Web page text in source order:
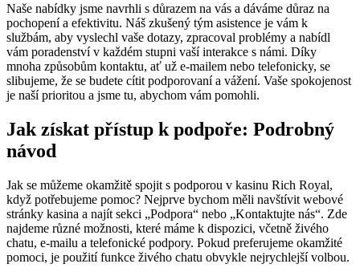
Naše nabídky jsme navrhli s důrazem na vás a dáváme důraz na
pochopení a efektivitu. Náš zkušený tým asistence je vám k
službám, aby vyslechl vaše dotazy, zpracoval problémy a nabídl
vám poradenství v každém stupni vaší interakce s námi. Díky
mnoha způsobům kontaktu, ať už e-mailem nebo telefonicky, se
slibujeme, že se budete cítit podporovaní a vážení. Vaše spokojenost
je naší prioritou a jsme tu, abychom vám pomohli.
Jak získat přístup k podpoře: Podrobný
návod
Jak se můžeme okamžitě spojit s podporou v kasinu Rich Royal,
když potřebujeme pomoc? Nejprve bychom měli navštívit webové
stránky kasina a najít sekci „Podpora“ nebo „Kontaktujte nás“. Zde
najdeme různé možnosti, které máme k dispozici, včetně živého
chatu, e-mailu a telefonické podpory. Pokud preferujeme okamžité
pomoci, je použití funkce živého chatu obvykle nejrychlejší volbou.